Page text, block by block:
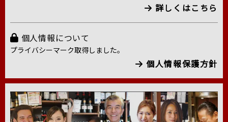
詳しくはこちら
個人情報について
プライバシーマーク取得しました。
個人情報保護方針